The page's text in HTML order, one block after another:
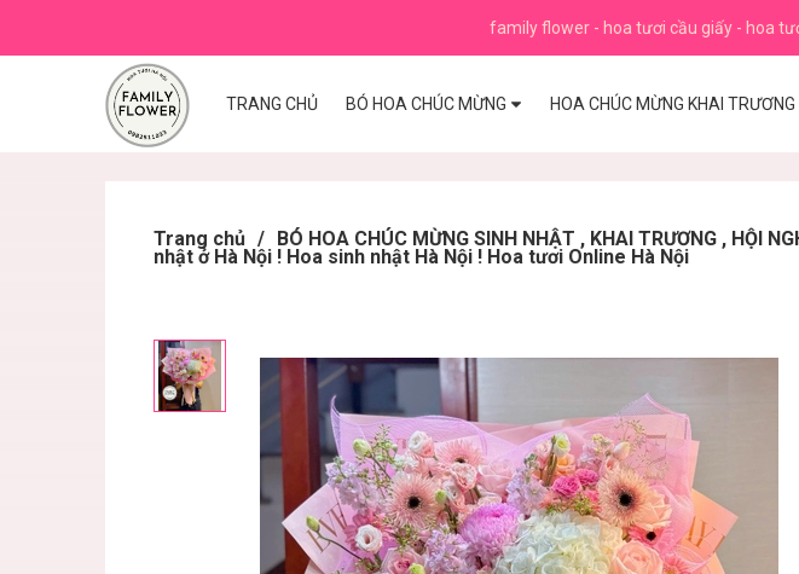
family flower - hoa tươi cầu giấy - hoa
TRANG CHỦ BÓ HOA CHÚC MỪNG HOA CHÚC MỪNG KHAI TRƯƠNG
Trang chủ / BÓ HOA CHÚC MỪNG SINH NHẬT , KHAI TRƯƠNG , HỘI
nhật ở Hà Nội ! Hoa sinh nhật Hà Nội ! Hoa tươi Online Hà Nội